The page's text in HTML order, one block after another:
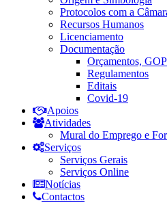
Protocolos com a
Recursos Humanos
Licenciamento
Documentação
Orçamentos,
Regulamentos
Editais
Covid-19
Apoios
Atividades
Mural do Emprego e
Serviços
Serviços Gerais
Serviços Online
Notícias
Contactos